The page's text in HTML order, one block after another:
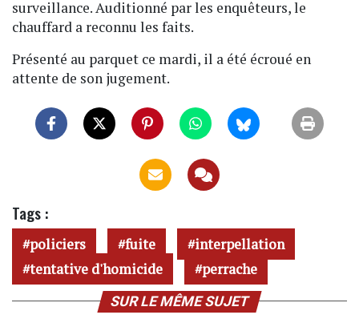
surveillance. Auditionné par les enquêteurs, le
chauffard a reconnu les faits.
Présenté au parquet ce mardi, il a été écroué en
attente de son jugement.
Tags :
policiers fuite
interpellation
tentative d'homicide
perrache
SUR LE MÊME SUJET